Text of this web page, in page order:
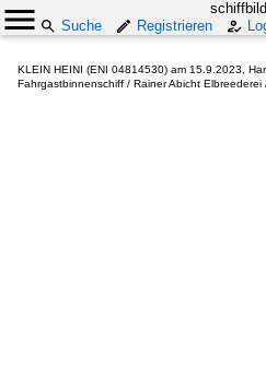
Suche
Registrieren
KLEIN HEINI (ENI 04814530) am 15.9.2023,
Fahrgastbinnenschiff / Rainer Abicht Elbreederei